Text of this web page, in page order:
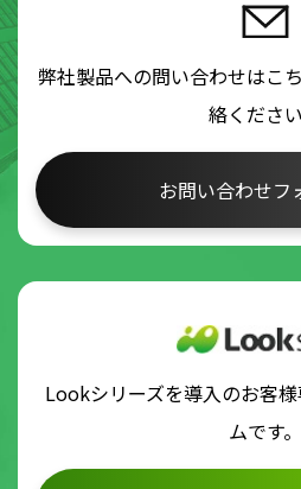
弊社製品への問い合わせはこ
絡ください
お問い合わせフ
Lookシリーズを導入のお客
ムです。